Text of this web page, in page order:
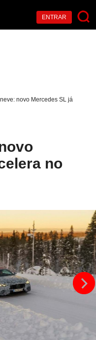
ENTRAR
novo Mercedes SL já
no